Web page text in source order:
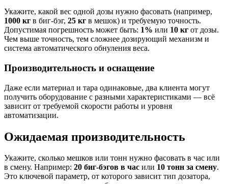
Укажите, какой вес одной дозы нужно фасовать (например,
1000 кг в биг-бэг, 25 кг в мешок) и требуемую точность.
Допустимая погрешность может быть: 1% или 10 кг от дозы.
Чем выше точность, тем сложнее дозирующий механизм и
система автоматического обнуления веса.
Производительность и оснащение
Даже если материал и тара одинаковые, два клиента могут
получить оборудование с разными характеристиками — всё
зависит от требуемой скорости работы и уровня
автоматизации.
Ожидаемая производительность
Укажите, сколько мешков или тонн нужно фасовать в час или
в смену. Например: 20 биг-бэгов в час или 10 тонн за смену.
Это ключевой параметр, от которого зависит тип дозатора,